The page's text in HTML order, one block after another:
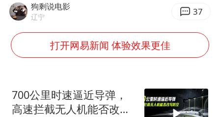
上门女婿出轨女邻居多年被判重婚罪
构建更高水平的全民健身公共服务体系
王艺迪2-4不敌张本美和止步4强
灌溉水坝被隔成鱼塘 村民投诉20余年
奋力开创中国式现代化建设新局面
狗剩说电影
辽宁 37
打开网易新闻 体验效果更佳
700公里时速逼近导弹，
高速拦截无人机能否改写